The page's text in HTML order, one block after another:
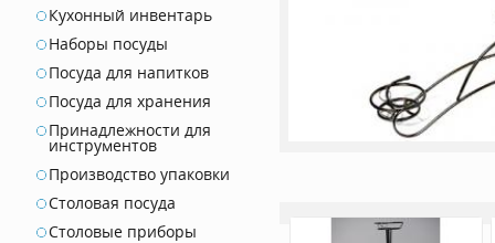
Кухонный инвентарь
Наборы посуды
Посуда для напитков
Посуда для хранения
Принадлежности для
инструментов
Производство упаковки
Столовая посуда
Столовые приборы